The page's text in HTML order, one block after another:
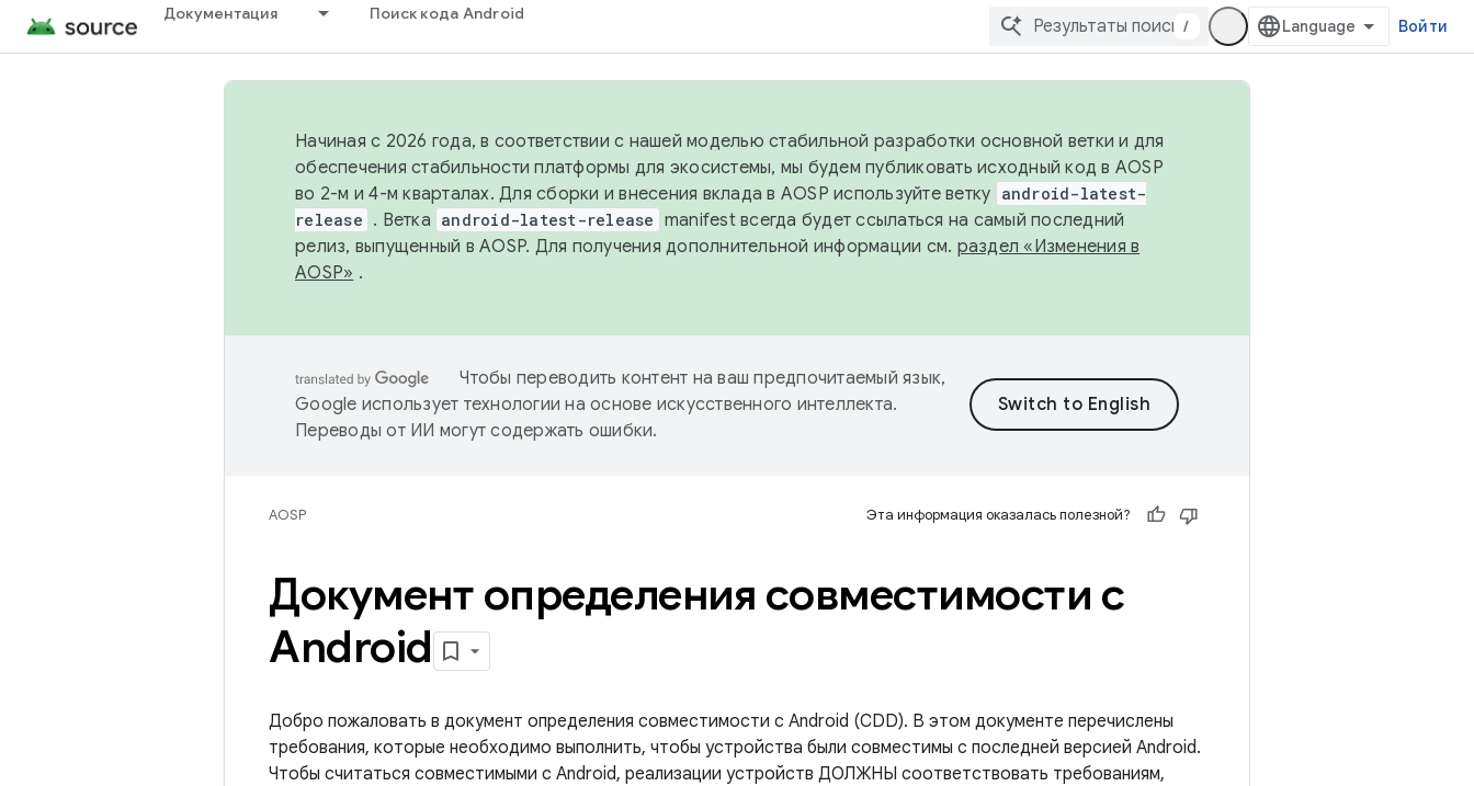
Документация Поиск кода Android
/ Войти
Начиная с 2026 года, в соответствии с нашей моделью стабильной разработки основной ветки и для
обеспечения стабильности платформы для экосистемы, мы будем публиковать исходный код в AOSP
во 2-м и 4-м кварталах. Для сборки и внесения вклада в AOSP используйте ветку android-latest-
release . Ветка android-latest-release manifest всегда будет ссылаться на самый последний
релиз, выпущенный в AOSP. Для получения дополнительной информации см. раздел «Изменения в
AOSP» .
Чтобы переводить контент на ваш предпочитаемый язык,
Google использует технологии на основе искусственного интеллекта.
Переводы от ИИ могут содержать ошибки.
AOSP Эта информация оказалась полезной?
Документ определения совместимости с
Android
Добро пожаловать в документ определения совместимости с Android (CDD). В этом документе перечислены
требования, которые необходимо выполнить, чтобы устройства были совместимы с последней версией Android.
Чтобы считаться совместимыми с Android, реализации устройств ДОЛЖНЫ соответствовать требованиям,